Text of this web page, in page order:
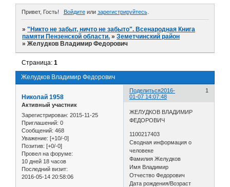
Привет, Гость! Войдитеили зарегистрируйтесь.
»"Никто не забыт, ничто не забыто". Всенародная Книга
памяти Пензенской области. »Земетчинский район
»Желудков Владимир Федорович
Желудков Владимир Федорович
Страница:1
Поделиться 1
2016-
01-07 14:07:48
Николай 1958
Активный участник
Зарегистрирован: 2015-11-25
Приглашений: 0
Сообщений: 468
Уважение: [+10/-0]
Позитив: [+0/-0]
Провел на форуме:
10 дней 18 часов
Последний визит:
2016-05-14 20:58:06
ЖЕЛУДКОВ ВЛАДИМИР
ФЕДОРОВИЧ
1100217403
Сводная информация о
человеке
Фамилия Желудков
Имя Владимир
Отчество Федорович
Дата рождения/Возраст